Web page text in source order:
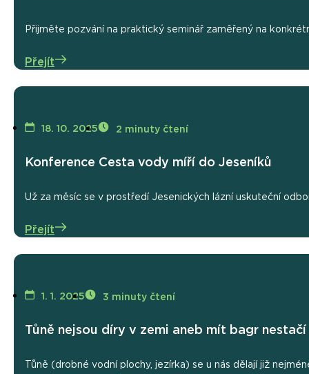
Přijměte pozvání na praktický seminář zaměřený na
Přejít
18. 10. 2025 2 minuty čtení
Konference Cesta vody míří do Jeseníků
Už za měsíc se v prostředí Jesenických lázní uskuteční
Přejít
1. 1. 2025 3 minuty čtení
Tůně nejsou díry v zemi aneb mít bagr nestačí
Tůně (drobné vodní plochy, jezírka) se u nás dělají již